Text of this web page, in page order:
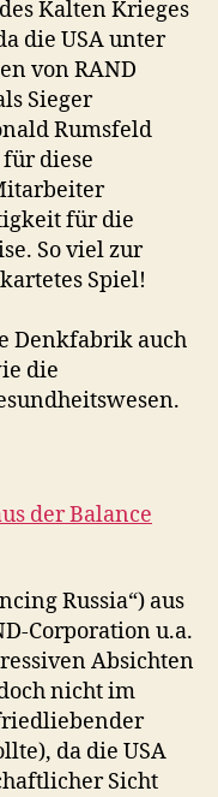
Kalten Krieges
die USA unter
von RAND
Sieger
Rumsfeld
diese
für die
So viel zur
Spiel!
Denkfabrik auch
die
der Balance
Russia“) aus
Corporation u.a.
Absichten
nicht im
da die USA
Sicht